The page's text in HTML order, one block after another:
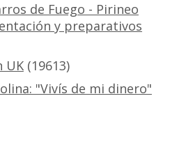
de Fuego - Pirineo
y preparativos
UK(19613)
"Vivís de mi dinero"